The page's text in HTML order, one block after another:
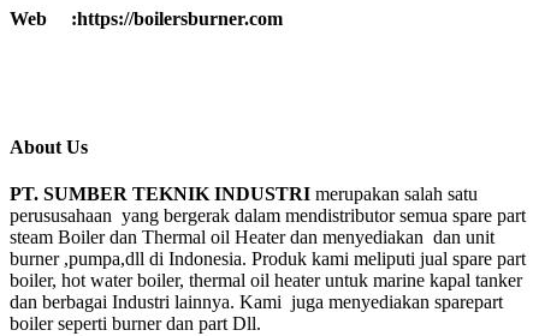
Web :https://boilersburner.com
About Us
PT. SUMBER TEKNIK INDUSTRI merupakan salah satu
perususahaan yang bergerak dalam mendistributor semua spare part
steam Boiler dan Thermal oil Heater dan menyediakan dan unit
burner ,pumpa,dll di Indonesia. Produk kami meliputi jual spare part
boiler, hot water boiler, thermal oil heater untuk marine kapal tanker
dan berbagai Industri lainnya. Kami juga menyediakan sparepart
boiler seperti burner dan part Dll.